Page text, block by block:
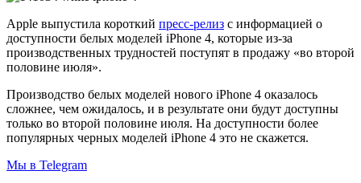
Apple выпустила короткий пресс-релиз с информацией о
доступности белых моделей iPhone 4, которые из-за
производственных трудностей поступят в продажу «во второй
половине июля».
Производство белых моделей нового iPhone 4 оказалось
сложнее, чем ожидалось, и в результате они будут доступны
только во второй половине июля. На доступности более
популярных черных моделей iPhone 4 это не скажется.
Мы в Telegram